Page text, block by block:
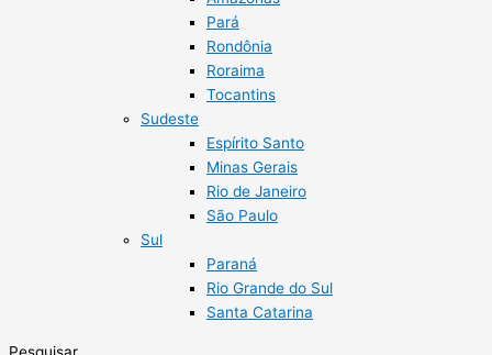
Pará
Rondônia
Roraima
Tocantins
Sudeste
Espírito Santo
Minas Gerais
Rio de Janeiro
São Paulo
Sul
Paraná
Rio Grande do Sul
Santa Catarina
Pesquisar